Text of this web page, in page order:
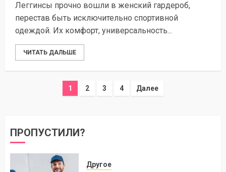
Леггинсы прочно вошли в женский гардероб,
перестав быть исключительно спортивной
одеждой. Их комфорт, универсальность...
ЧИТАТЬ ДАЛЬШЕ
Пагинация
1 2 3 4 Далее
ПРОПУСТИЛИ?
Другое